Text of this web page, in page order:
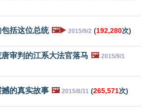
括这位总统 🖼️▶️ 2015/9/2 (192,280次)
审判的江系大法官落马 🖼️ 2015/9/1
的真实故事 🖼️ 2015/8/31 (265,571次)